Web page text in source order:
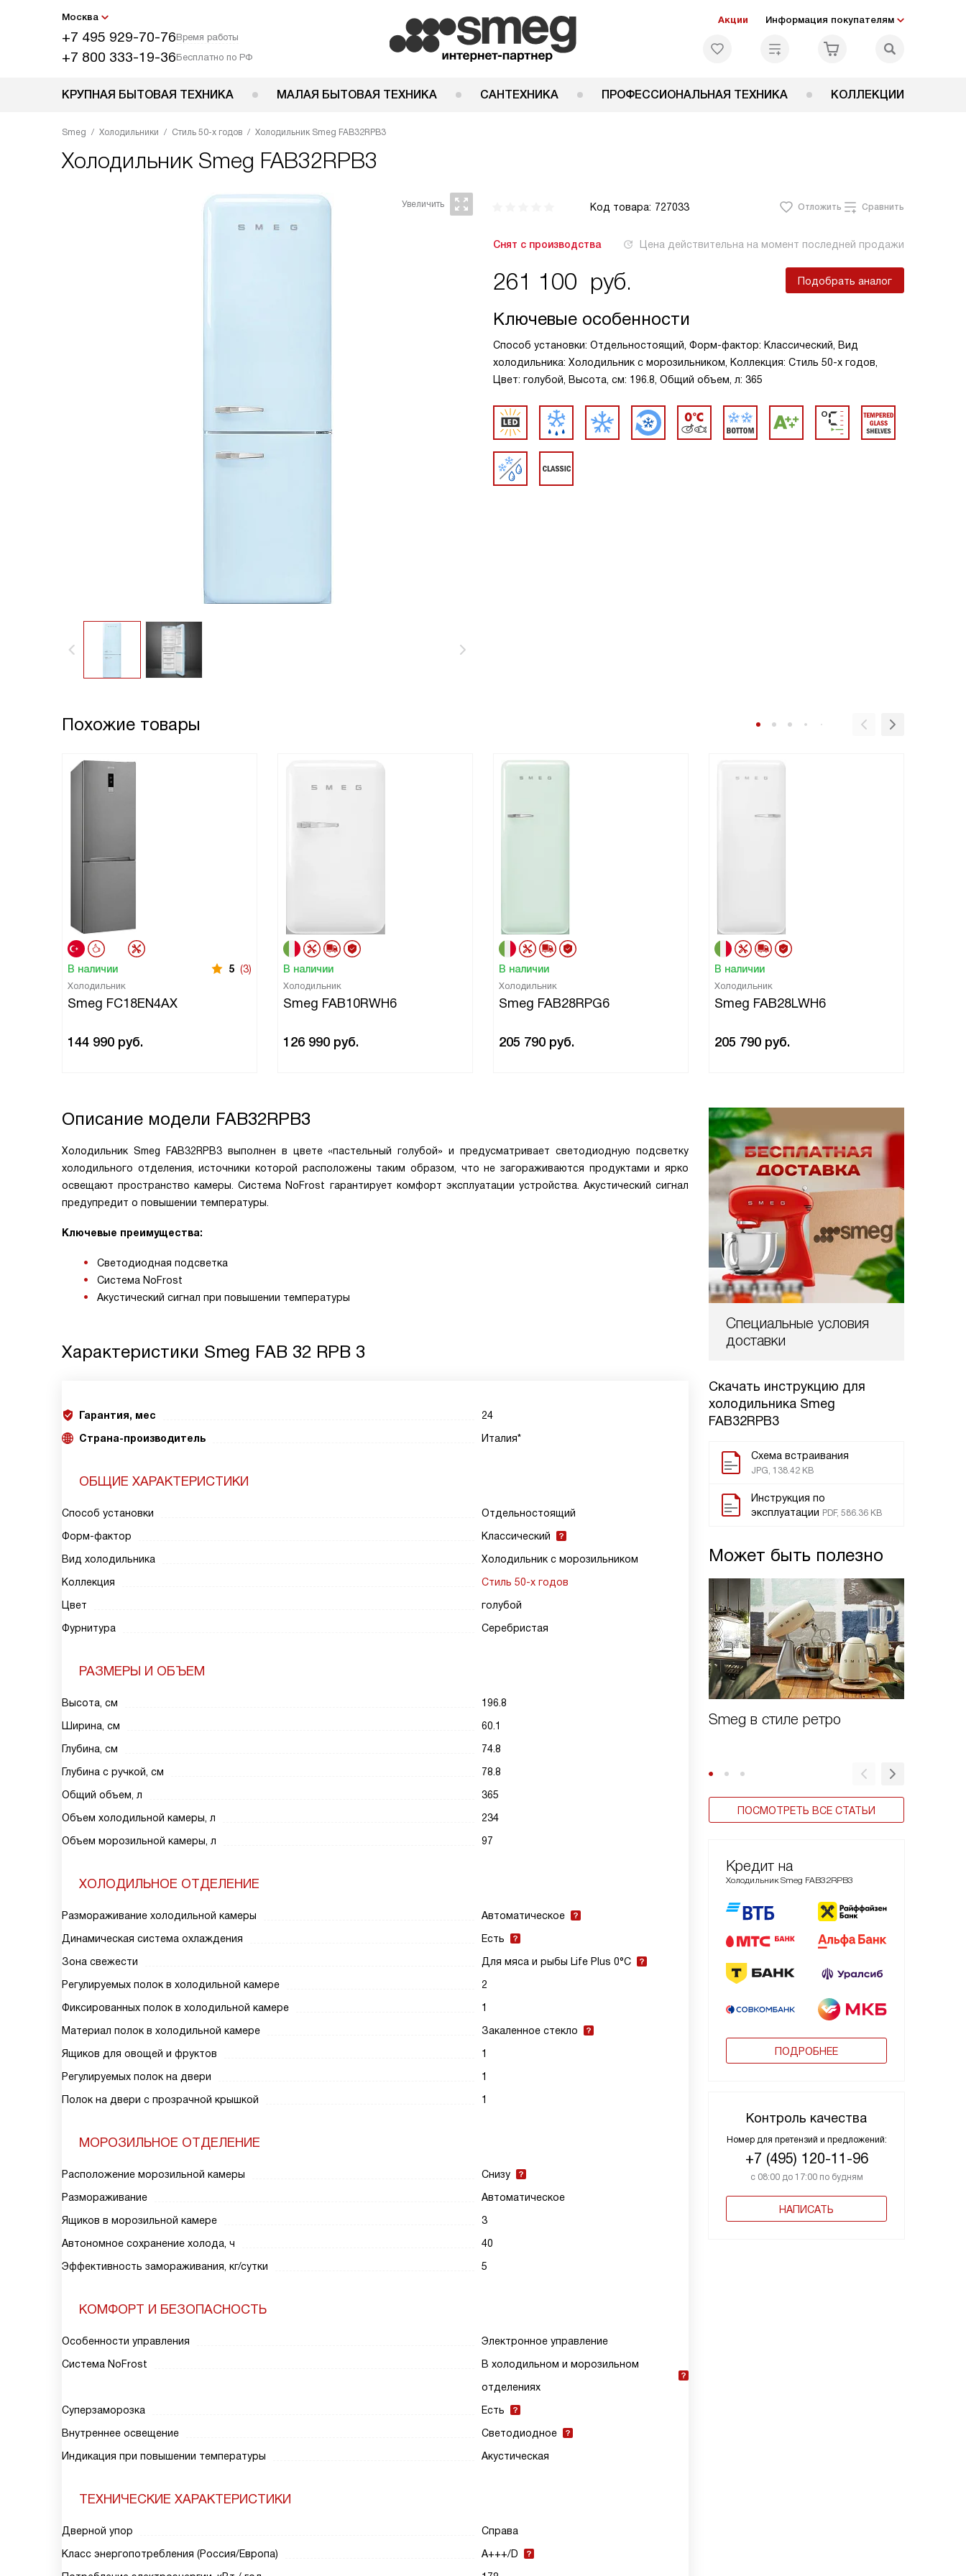
Москва
+7 495 929-70-76Время работы
+7 800 333-19-36Бесплатно по РФ
Акции Информация покупателям
КРУПНАЯ БЫТОВАЯ ТЕХНИКА МАЛАЯ БЫТОВАЯ ТЕХНИКА САНТЕХНИКА ПРОФЕССИОНАЛЬНАЯ ТЕХНИКА КОЛЛЕКЦИИ
Smeg Холодильники Стиль 50-х годов Холодильник Smeg FAB32RPB3
Холодильник Smeg FAB32RPB3
Код товара: 727033 Отложить Сравнить
Снят с производства Цена действительна на момент последней продажи
261 100 руб. Подобрать аналог
Ключевые особенности
Способ установки: Отдельностоящий, Форм-фактор: Классический, Вид
холодильника: Холодильник с морозильником, Коллекция: Стиль 50-х годов,
Цвет: голубой, Высота, см: 196.8, Общий объем, л: 365
Похожие товары
В наличии 5 (3)
Холодильник
Smeg FC18EN4AX
144 990 руб.
В наличии
Холодильник
Smeg FAB10RWH6
126 990 руб.
В наличии
Холодильник
Smeg FAB28RPG6
205 790 руб.
В наличии
Холодильник
Smeg FAB28LWH6
205 790 руб.
Специальные условия
доставки
Скачать инструкцию для
холодильника Smeg
FAB32RPB3
Схема встраивания
JPG, 138.42 KB
Инструкция по
эксплуатации PDF, 586.36 KB
Может быть полезно
Smeg в стиле ретро
ПОСМОТРЕТЬ ВСЕ СТАТЬИ
Кредит на
Холодильник Smeg FAB32RPB3
ПОДРОБНЕЕ
Контроль качества
Номер для претензий и предложений:
+7 (495) 120-11-96
с 08:00 до 17:00 по будням
НАПИСАТЬ
Описание модели FAB32RPB3
Холодильник Smeg FAB32RPB3 выполнен в цвете «пастельный голубой» и предусматривает светодиодную подсветку
холодильного отделения, источники которой расположены таким образом, что не загораживаются продуктами и ярко
освещают пространство камеры. Система NoFrost гарантирует комфорт эксплуатации устройства. Акустический сигнал
предупредит о повышении температуры.
Ключевые преимущества:
Светодиодная подсветка
Система NoFrost
Акустический сигнал при повышении температуры
Характеристики Smeg FAB 32 RPB 3
Гарантия, мес
24
Страна-производитель
Италия*
ОБЩИЕ ХАРАКТЕРИСТИКИ
Способ установки
Отдельностоящий
Форм-фактор
Классический
Вид холодильника
Холодильник с морозильником
Коллекция
Стиль 50-х годов
Цвет
голубой
Фурнитура
Серебристая
РАЗМЕРЫ И ОБЪЕМ
Высота, см
196.8
Ширина, см
60.1
Глубина, см
74.8
Глубина с ручкой, см
78.8
Общий объем, л
365
Объем холодильной камеры, л
234
Объем морозильной камеры, л
97
ХОЛОДИЛЬНОЕ ОТДЕЛЕНИЕ
Размораживание холодильной камеры
Автоматическое
Динамическая система охлаждения
Есть
Зона свежести
Для мяса и рыбы Life Plus 0°C
Регулируемых полок в холодильной камере
2
Фиксированных полок в холодильной камере
1
Материал полок в холодильной камере
Закаленное стекло
Ящиков для овощей и фруктов
1
Регулируемых полок на двери
1
Полок на двери с прозрачной крышкой
1
МОРОЗИЛЬНОЕ ОТДЕЛЕНИЕ
Расположение морозильной камеры
Снизу
Размораживание
Автоматическое
Ящиков в морозильной камере
3
Автономное сохранение холода, ч
40
Эффективность замораживания, кг/сутки
5
КОМФОРТ И БЕЗОПАСНОСТЬ
Особенности управления
Электронное управление
Система NoFrost
В холодильном и морозильном
отделениях
Суперзаморозка
Есть
Внутреннее освещение
Светодиодное
Индикация при повышении температуры
Акустическая
ТЕХНИЧЕСКИЕ ХАРАКТЕРИСТИКИ
Дверной упор
Справа
Класс энергопотребления (Россия/Европа)
A+++/D